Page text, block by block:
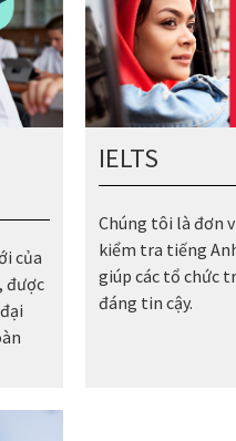
của
được
IELTS
Chúng tôi là đơn
kiểm tra tiếng
giúp các tổ chức
đáng tin cậy.